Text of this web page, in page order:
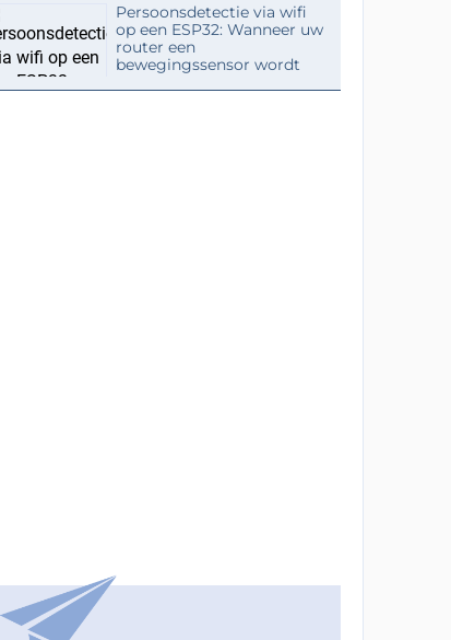
Persoonsdetectie via wifi
op een ESP32: Wanneer uw
router een
bewegingssensor wordt